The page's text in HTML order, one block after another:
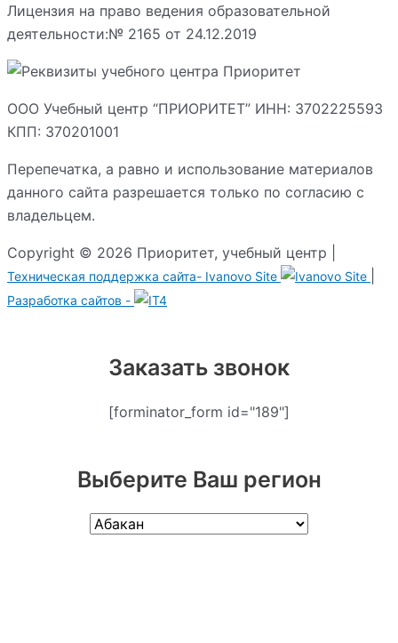
Лицензия на право ведения образовательной
деятельности:№ 2165 от 24.12.2019
ООО Учебный центр “ПРИОРИТЕТ” ИНН: 3702225593
КПП: 370201001
Перепечатка, а равно и использование материалов
данного сайта разрешается только по согласию с
владельцем.
Copyright © 2026 Приоритет, учебный центр |
Техническая поддержка сайта- Ivanovo Site
Разработка сайтов -
Заказать звонок
[forminator_form id="189"]
Выберите Ваш регион